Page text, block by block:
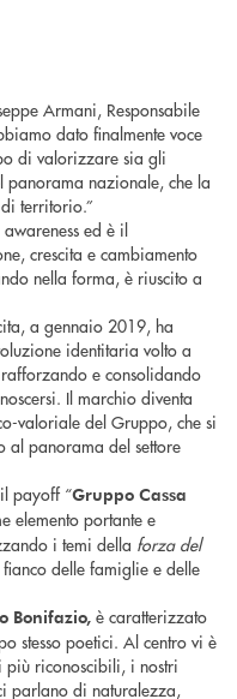
Armani, Responsabile
dato finalmente voce
di valorizzare sia gli
panorama nazionale, che la
territorio.”
ed è il
crescita e cambiamento
nella forma, è riuscito a
a gennaio 2019, ha
identitaria volto a
e consolidando
Il marchio diventa
valoriale del Gruppo, che si
al panorama del settore
payoff “Gruppo Cassa
elemento portante e
i temi della forza del
delle famiglie e delle
Bonifazio, è caratterizzato
stesso poetici. Al centro vi è
più riconoscibili, i nostri
parlano di naturalezza,